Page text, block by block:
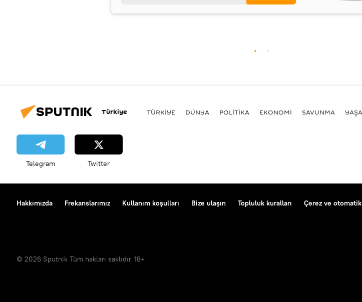
Türkiye TÜRKIYE DÜNYA POLİTİKA EKONOMİ SAVUNMA
Telegram Twitter
Hakkımızda Frekanslarımız Kullanım koşulları Bize ulaşın Topluluk kuralları Çerez ve
© 2026 Sputnik Tüm hakları saklıdır. 18+